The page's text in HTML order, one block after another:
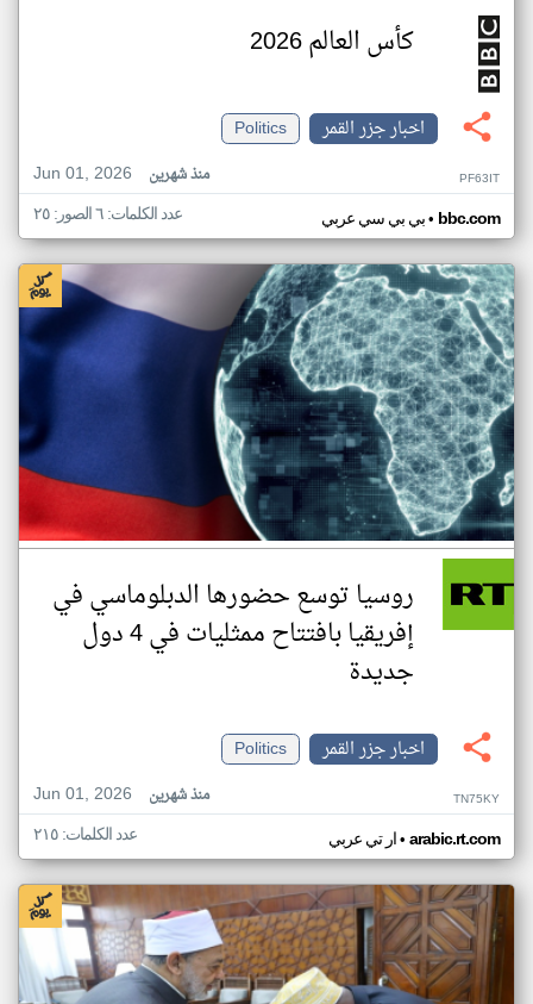
كأس العالم 2026
اخبار جزر القمر
Politics
Jun 01, 2026
منذ شهرين PF63IT
بي بي سي عربي• bbc.com عدد الكلمات: ٦ الصور: ٢٥
روسيا توسع حضورها الدبلوماسي في
إفريقيا بافتتاح ممثليات في 4 دول
جديدة
اخبار جزر القمر
Politics
Jun 01, 2026
منذ شهرين TN75KY
ار تي عربي• arabic.rt.com عدد الكلمات: ٢١٥